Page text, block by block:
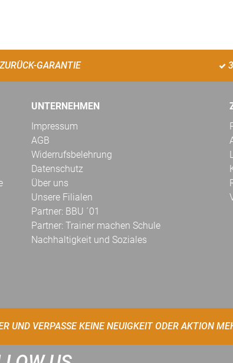
GARANTIE
UNTERNEHMEN
Impressum
AGB
Widerrufsbelehrung
Datenschutz
Über uns
Unsere Filialen
Partner: BBU ´01
Partner: Trainer machen Schule
Nachhaltigkeit und Soziales
UND VERPASSE KEINE NEUIGKEIT ODER AKTION